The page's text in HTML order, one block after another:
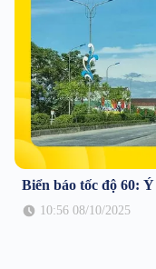
Biển báo tốc độ 60:
10:56 08/10/2025